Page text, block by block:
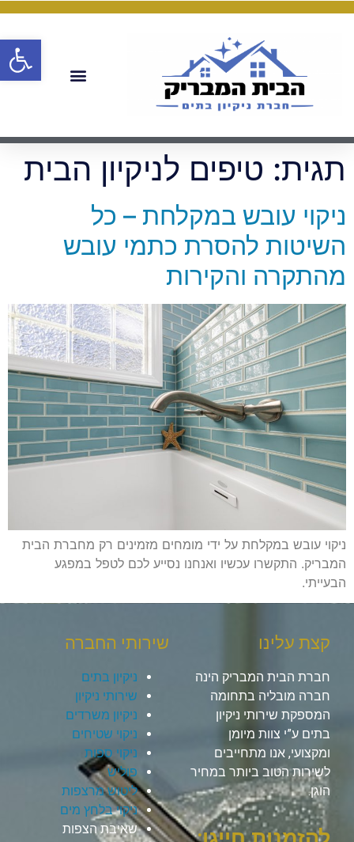
תגית: טיפים לניקיון הבית
ניקוי עובש במקלחת – כל
השיטות להסרת כתמי עובש
מהתקרה והקירות
ניקוי עובש במקלחת על ידי מומחים מזמינים רק מחברת הבית
המבריק. התקשרו עכשיו ואנחנו נסייע לכם לטפל במפגע
הבעייתי.
קצת עלינו
חברת הבית המבריק הינה
חברה מובליה בתחומה
המספקת שירותי ניקיון
בתים ע”י צוות מיומן
ומקצועי, אנו מתחייבים
לשירות הטוב ביותר במחיר
הוגן.
שירותי החברה
ניקיון בתים
שירותי ניקיון
ניקיון משרדים
ניקוי שטיחים
ניקוי ספות
פוליש
ליטוש מרצפות
ניקוי בלחץ מים
שאיבת הצפות